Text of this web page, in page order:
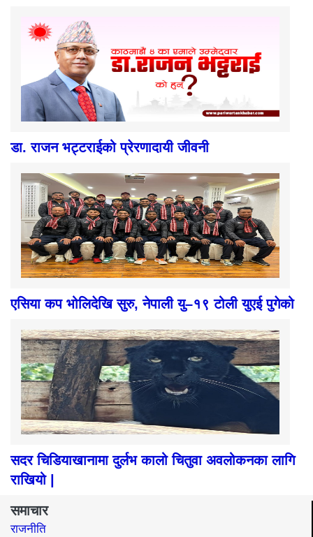
डा. राजन भट्टराईको प्रेरणादायी जीवनी
एसिया कप भोलिदेखि सुरु, नेपाली यु–१९ टोली युएई पुगेको
सदर चिडियाखानामा दुर्लभ कालो चितुवा अवलोकनका लागि
राखियो |
समाचार
राजनीति